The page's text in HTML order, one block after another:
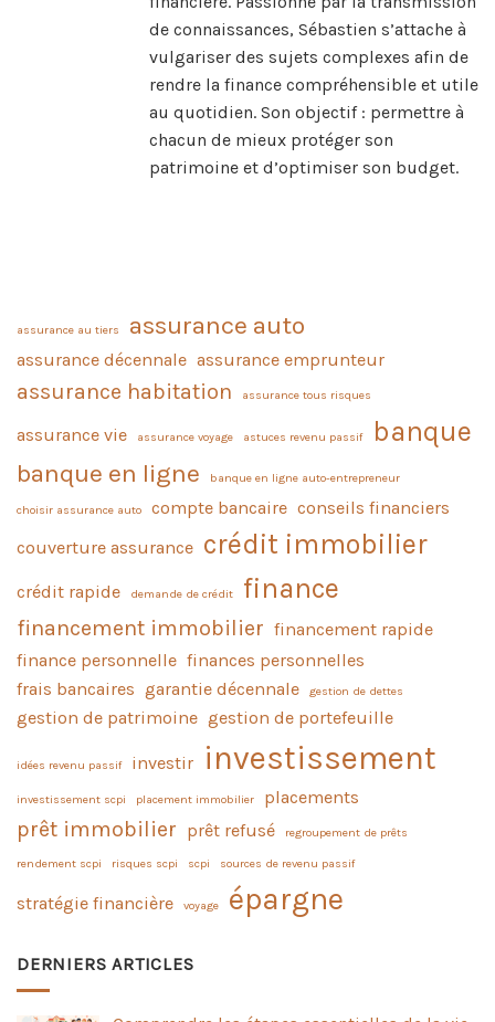
de connaissances, Sébastien s’attache à
vulgariser des sujets complexes afin de
rendre la finance compréhensible et utile
au quotidien. Son objectif : permettre à
chacun de mieux protéger son
patrimoine et d’optimiser son budget.
assurance au tiers assurance auto
assurance décennale assurance emprunteur
assurance habitation assurance tous risques
assurance vie assurance voyage astuces revenu passif banque
banque en ligne banque en ligne auto-entrepreneur
choisir assurance auto compte bancaire conseils financiers
couverture assurance crédit immobilier
crédit rapide demande de crédit finance
financement immobilier financement rapide
finance personnelle finances personnelles
frais bancaires garantie décennale gestion de dettes
gestion de patrimoine gestion de portefeuille
idées revenu passif investir investissement
investissement scpi placement immobilier placements
prêt immobilier prêt refusé regroupement de prêts
rendement scpi risques scpi scpi sources de revenu passif
stratégie financière voyage épargne
DERNIERS ARTICLES